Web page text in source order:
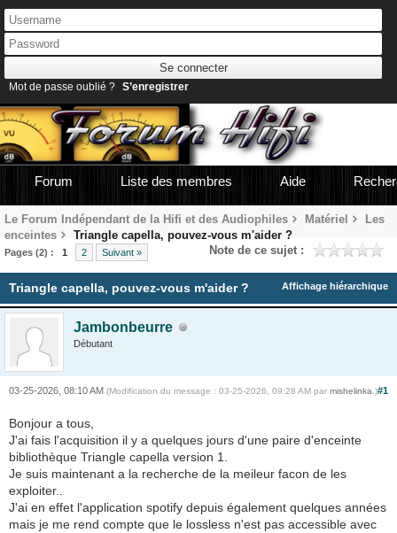
Mot de passe oublié ? S’enregistrer
Forum Liste des membres Aide
Le Forum Indépendant de la Hifi et des Audiophiles Matériel
Les
enceintes
Triangle capella, pouvez-vous m'aider ?
Pages (2) : 1 2 Suivant » Note de ce sujet :
Affichage hiérarchique
Triangle capella, pouvez-vous m'aider ?
Jambonbeurre
Débutant
#1
03-25-2026, 08:10 AM (Modification du message : 03-25-2026, 09:28 AM par mishelinka .)
Bonjour a tous,
J'ai fais l'acquisition il y a quelques jours d'une paire d'enceinte
bibliothèque Triangle capella version 1.
Je suis maintenant a la recherche de la meileur facon de les
exploiter..
J'ai en effet l'application spotify depuis également quelques années
mais je me rend compte que le lossless n'est pas accessible avec